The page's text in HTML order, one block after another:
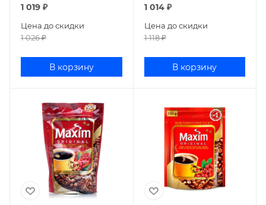
1 019 ₽
Цена до скидки
1 026₽
В корзину
1 014₽
Цена до скидки
1 118₽
В корзину